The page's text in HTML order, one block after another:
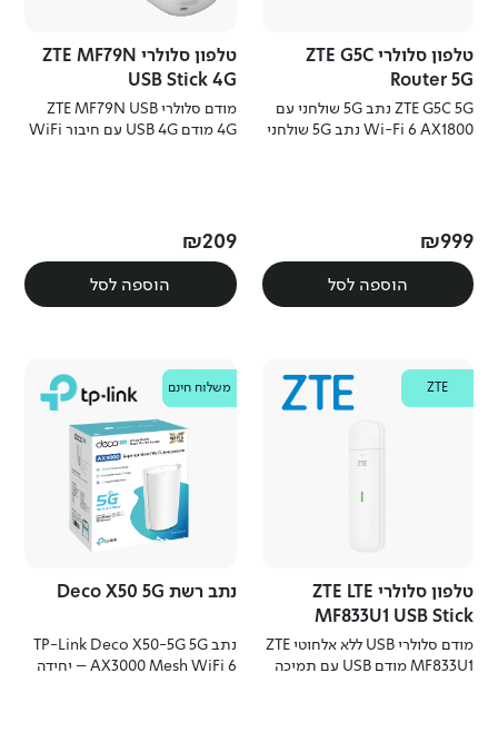
טלפון סלולרי ZTE G5C
Router 5G
ZTE G5C 5G נתב 5G שולחני עם
Wi-Fi 6 AX1800 נתב 5G שולחני
₪999
הוספה לסל
טלפון סלולרי ZTE MF79N
USB Stick 4G
מודם סלולרי ‏ZTE MF79N USB
4G מודם USB 4G עם חיבור WiFi
₪209
הוספה לסל
ZTE
טלפון סלולרי ZTE LTE
MF833U1 USB Stick
מודם סלולרי USB ללא אלחוטי ZTE
MF833U1 מודם USB עם תמיכה
TP Link
משלוח חינם
נתב רשת Deco X50 5G
נתב TP-Link Deco X50-5G 5G
AX3000 Mesh WiFi 6 – יחידה